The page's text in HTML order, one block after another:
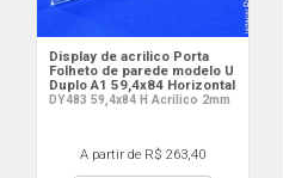
Display de acrilico Porta
Folheto de parede modelo U
Duplo A1 59,4x84 Horizontal
DY483 59,4x84 H Acrilico 2mm
A partir de R$ 263,40